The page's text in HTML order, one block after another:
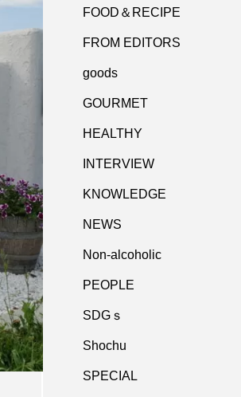
FOOD＆RECIPE
FROM EDITORS
goods
GOURMET
HEALTHY
INTERVIEW
KNOWLEDGE
NEWS
Non-alcoholic
PEOPLE
SDGｓ
Shochu
SPECIAL